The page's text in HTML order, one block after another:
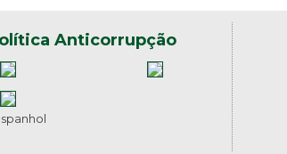
Anticorrupção